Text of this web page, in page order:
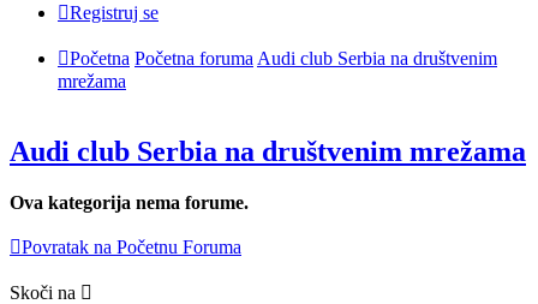
Registruj se
Početna Početna foruma Audi club Serbia na društvenim
mrežama
Audi club Serbia na društvenim mrežama
Ova kategorija nema forume.
Povratak na Početnu Foruma
Skoči na